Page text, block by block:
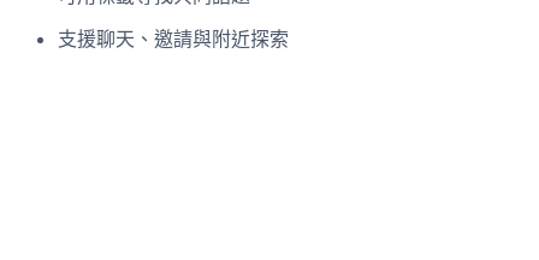
支援聊天、邀請與附近探索